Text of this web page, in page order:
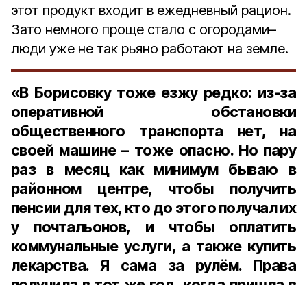
этот продукт входит в ежедневный рацион.
Зато немного проще стало с огородами–
люди уже не так рьяно работают на земле.
«В Борисовку тоже езжу редко: из-за
оперативной обстановки
общественного транспорта нет, на
своей машине – тоже опасно. Но пару
раз в месяц как минимум бываю в
районном центре, чтобы получить
пенсии для тех, кто до этого получал их
у почтальонов, и чтобы оплатить
коммунальные услуги, а также купить
лекарства. Я сама за рулём. Права